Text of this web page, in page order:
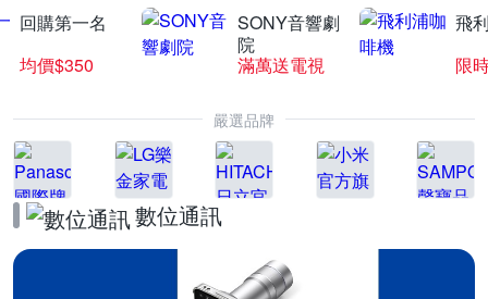
回購第一名
均價$350
SONY音響劇
院
滿萬送電視
飛
限
嚴選品牌
數位通訊